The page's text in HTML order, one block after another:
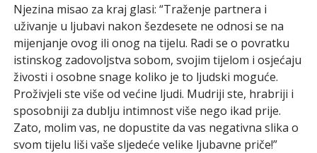
Njezina misao za kraj glasi: “Traženje partnera i
uživanje u ljubavi nakon šezdesete ne odnosi se na
mijenjanje ovog ili onog na tijelu. Radi se o povratku
istinskog zadovoljstva sobom, svojim tijelom i osjećaju
živosti i osobne snage koliko je to ljudski moguće.
Proživjeli ste više od većine ljudi. Mudriji ste, hrabriji i
sposobniji za dublju intimnost više nego ikad prije.
Zato, molim vas, ne dopustite da vas negativna slika o
svom tijelu liši vaše sljedeće velike ljubavne priče!”